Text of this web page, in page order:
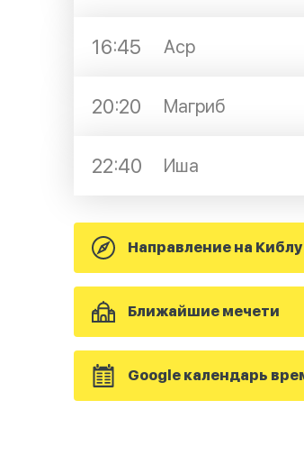
16:45 Аср
20:20 Магриб
22:40 Иша
Направление на Киблу
Ближайшие мечети
Google календарь